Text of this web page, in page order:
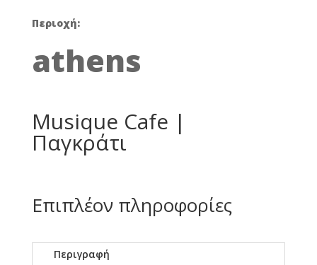
Περιοχή:
athens
Musique Cafe |
Παγκράτι
Επιπλέον πληροφορίες
Περιγραφή